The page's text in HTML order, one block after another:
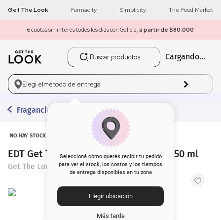
Get The Look Farmacity Simplicity The Food Market
6 cuotas sin interés todos los días con Galicia, a partir de $80.000
Buscar productos
Cargando...
Elegí elmétodo de entrega
Seleccioná cómo querés recibir tu pedido
para ver el stock, los costos y los tiempos
de entrega disponibles en tu zona
Elegir ubicación
Más tarde
Fragancias
NO HAY STOCK
EDT Get The Look Donna Valentina x 50 ml
Get The Look
1 get the look
2 máscara pestañas
3.
5. corrector